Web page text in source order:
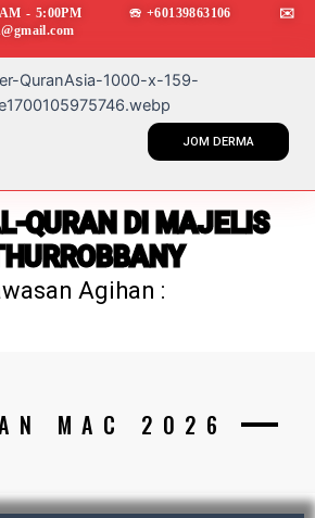
- 5:00PM ☏ +60139863106 ✉︎
JOM DERMA
QURAN DI MAJELIS
Agihan :
MAC 2026